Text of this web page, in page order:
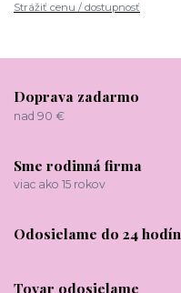
Strážiť cenu / dostupnosť
Doprava zadarmo
nad 90 €
Sme rodinná firma
viac ako 15 rokov
Odosielame do 24 hodín
Tovar odosielame